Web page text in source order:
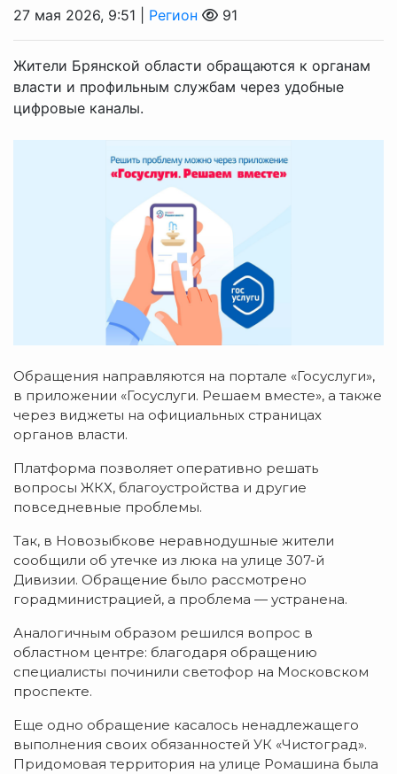
27 мая 2026, 9:51 | Регион 91
Жители Брянской области обращаются к органам
власти и профильным службам через удобные
цифровые каналы.
Обращения направляются на портале «Госуслуги»,
в приложении «Госуслуги. Решаем вместе», а также
через виджеты на официальных страницах
органов власти.
Платформа позволяет оперативно решать
вопросы ЖКХ, благоустройства и другие
повседневные проблемы.
Так, в Новозыбкове неравнодушные жители
сообщили об утечке из люка на улице 307-й
Дивизии. Обращение было рассмотрено
горадминистрацией, а проблема — устранена.
Аналогичным образом решился вопрос в
областном центре: благодаря обращению
специалисты починили светофор на Московском
проспекте.
Еще одно обращение касалось ненадлежащего
выполнения своих обязанностей УК «Чистоград».
Придомовая территория на улице Ромашина была